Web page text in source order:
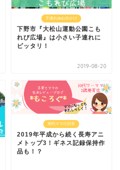
子連れdeお出かけ
下野市『大松山運動公園こも
れび広場』は小さい子連れに
ピッタリ！
2019-08-20
30代ママの日常
2019年平成から続く長寿アニ
メトップ3！ギネス記録保持作
品も！？